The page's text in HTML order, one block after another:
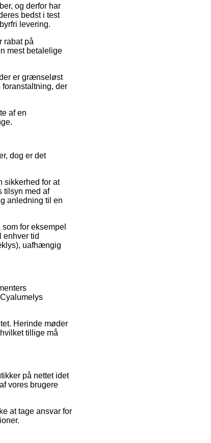
og derfor har
bedst i test
levering.
rabat på
mest betalelige
er grænseløst
der
af en
dog er det
sikkerhed for at
tilsyn med af
anledning til en
for eksempel
enhver tid
uafhængig
Herinde møder
tillige må
på nettet idet
vores brugere
at tage ansvar for